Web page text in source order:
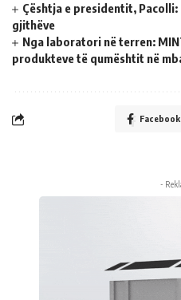
Çështja e presidentit,
gjithëve
Nga laboratori në terren:
produkteve të qumështit në
Facebook
-